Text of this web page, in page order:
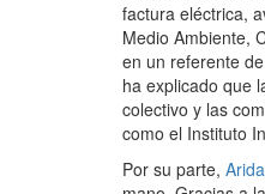
factura eléctrica,
Medio Ambiente,
en un referente
ha explicado que
colectivo y las
como el Instituto
Por su parte,